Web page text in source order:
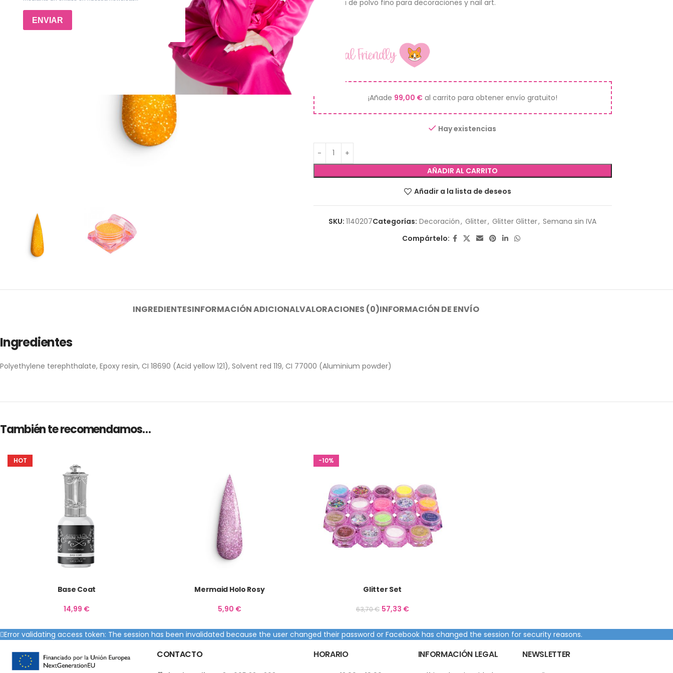
Purpurina de polvo fino para decoraciones y nail art.
¡Añade 99,00 €al carrito para obtener envío gratuito!
Hay existencias
AÑADIR AL CARRITO
Añadir a la lista de deseos
SKU:1140207Categorías: Decoración, Glitter, Glitter Glitter, Semana sin IVA
Compártelo:
INGREDIENTESINFORMACIÓN ADICIONALVALORACIONES (0)INFORMACIÓN DE ENVÍO
Ingredientes
Polyethylene terephthalate, Epoxy resin, CI 18690 (Acid yellow 121), Solvent red 119, CI 77000 (Aluminium powder)
También te recomendamos…
HOT
Base Coat
14,99 €
Mermaid Holo Rosy
5,90 €
-10%
Glitter Set
63,70€ 57,33 €
Error validating access token: The session has been invalidated because the user changed their password or Facebook has changed the session for security reasons.
CONTACTO HORARIO INFORMACIÓN LEGAL NEWSLETTER